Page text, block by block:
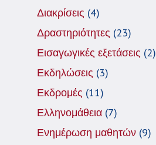
Διακρίσεις (4)
Δραστηριότητες (23)
Εισαγωγικές εξετάσεις (2)
Εκδηλώσεις (3)
Εκδρομές (11)
Ελληνομάθεια(7)
Ενημέρωση μαθητών(9)